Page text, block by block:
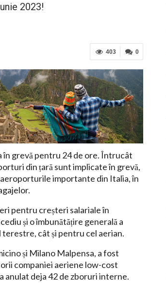
2023!
0
403
grevă pentru 24 de ore. Întrucât
din țară sunt implicate în grevă,
importante din Italia, în
pentru creșteri salariale în
și o îmbunătățire generală a
cât și pentru cel aerian.
și Milano Malpensa, a fost
companiei aeriene low-cost
anulat deja 42 de zboruri interne.